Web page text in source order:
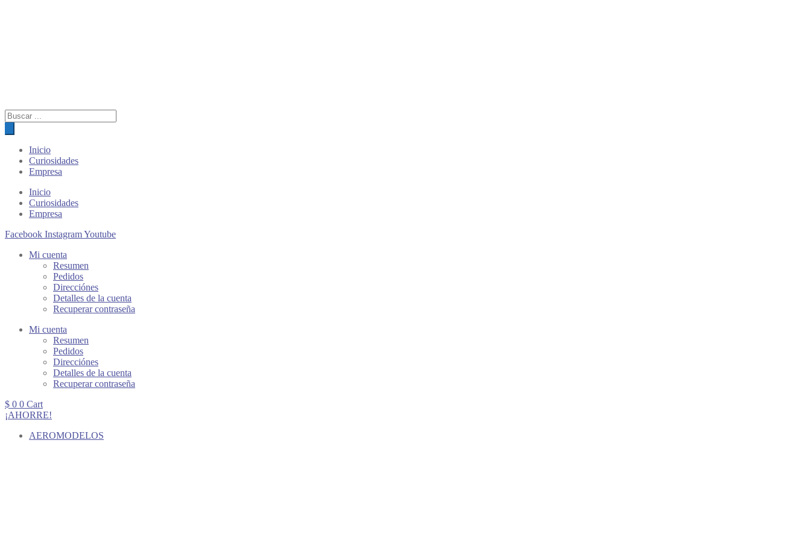
Búsqueda
de
productos
Inicio
Curiosidades
Empresa
Inicio
Curiosidades
Empresa
Facebook InstagramYoutube
Mi cuenta
Resumen
Pedidos
Direcciónes
Detalles de la cuenta
Recuperar contraseña
Mi cuenta
Resumen
Pedidos
Direcciónes
Detalles de la cuenta
Recuperar contraseña
$ 0 0 Cart
¡AHORRE!
AEROMODELOS